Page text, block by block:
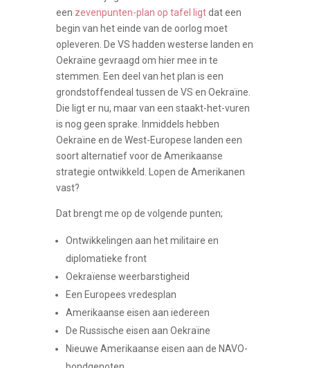
een zevenpunten-plan op tafel ligtdat een
begin van het einde van de oorlog moet
opleveren. De VS hadden westerse landen en
Oekraïne gevraagd om hier mee in te
stemmen. Een deel van het plan is een
grondstoffendeal tussen de VS en Oekraïne.
Die ligt er nu, maar van een staakt-het-vuren
is nog geen sprake. Inmiddels hebben
Oekraïne en de West-Europese landen een
soort alternatief voor de Amerikaanse
strategie ontwikkeld. Lopen de Amerikanen
vast?
Dat brengt me op de volgende punten;
Ontwikkelingen aan het militaire en
diplomatieke front
Oekraïense weerbarstigheid
Een Europees vredesplan
Amerikaanse eisen aan iedereen
De Russische eisen aan Oekraïne
Nieuwe Amerikaanse eisen aan de NAVO-